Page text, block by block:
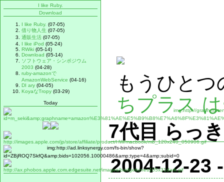
I like Ruby.
Download
I like Ruby. (07-05)
借り物人生 (07-05)
通販生活 (07-05)
I like iPod (05-24)
RWiki (05-14)
Download (05-14)
ソフトウェア・シンポジウム
2003 (04-28)
ruby-amazonで
AmazonWebService (04-16)
DI ary (04-05)
KoyaなTropy (03-29)
Today
もうひと
ちプラス
7代目 らっ
2004-12-23